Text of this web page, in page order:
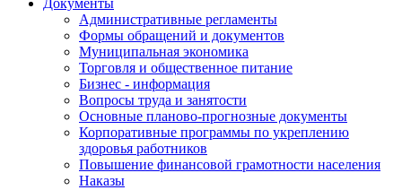
Документы
Административные регламенты
Формы обращений и документов
Муниципальная экономика
Торговля и общественное питание
Бизнес - информация
Вопросы труда и занятости
Основные планово-прогнозные документы
Корпоративные программы по укреплению
здоровья работников
Повышение финансовой грамотности населения
Наказы